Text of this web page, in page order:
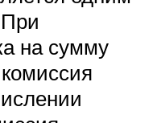
на сумму